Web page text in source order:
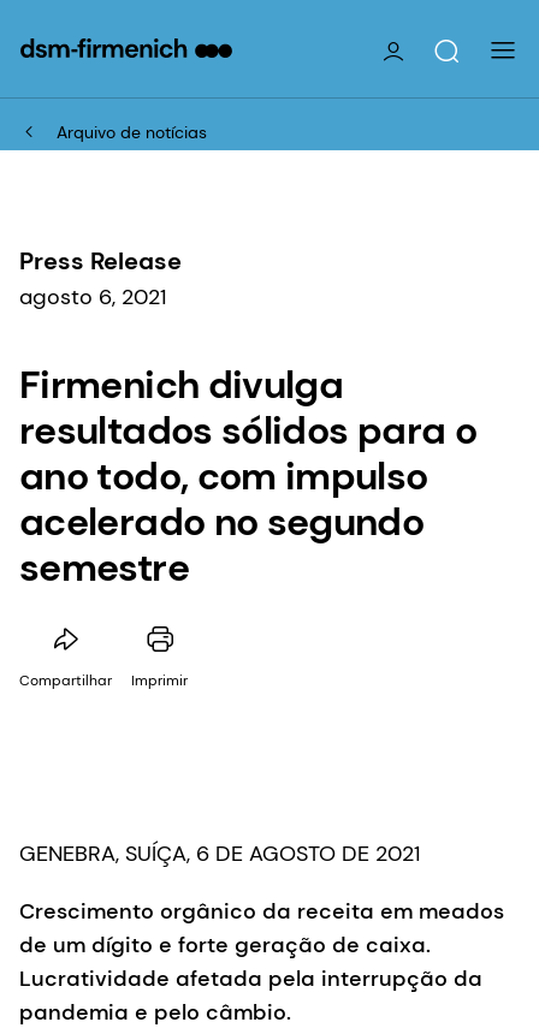
Arquivo de notícias
Press Release
agosto 6, 2021
Firmenich divulga
resultados sólidos para o
ano todo, com impulso
acelerado no segundo
semestre
Compartilhar Imprimir
GENEBRA, SUÍÇA, 6 DE AGOSTO DE 2021
Crescimento orgânico da receita em meados
de um dígito e forte geração de caixa.
Lucratividade afetada pela interrupção da
pandemia e pelo câmbio.